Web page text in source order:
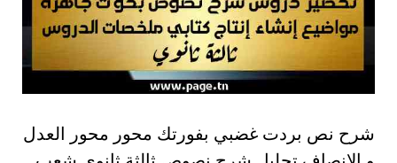
شرح نص بردت غضبي بفورتك محور محور العدل